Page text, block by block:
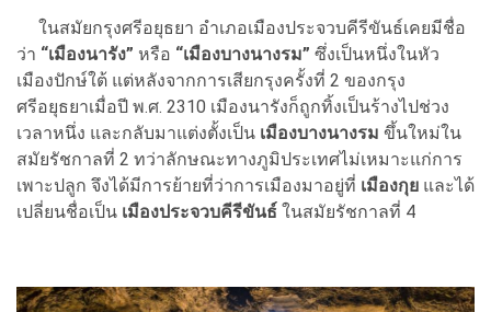
ในสมัยกรุงศรีอยุธยา อำเภอเมืองประจวบคีรีขันธ์เคยมีชื่อ
ว่า “เมืองนารัง” หรือ “เมืองบางนางรม” ซึ่งเป็นหนึ่งในหัว
เมืองปักษ์ใต้ แต่หลังจากการเสียกรุงครั้งที่ 2 ของกรุง
ศรีอยุธยาเมื่อปี พ.ศ. 2310 เมืองนารังก็ถูกทิ้งเป็นร้างไปช่วง
เวลาหนึ่ง และกลับมาแต่งตั้งเป็น เมืองบางนางรม ขึ้นใหม่ใน
สมัยรัชกาลที่ 2 ทว่าลักษณะทางภูมิประเทศไม่เหมาะแก่การ
เพาะปลูก จึงได้มีการย้ายที่ว่าการเมืองมาอยู่ที่ เมืองกุย และได้
เปลี่ยนชื่อเป็น เมืองประจวบคีรีขันธ์ ในสมัยรัชกาลที่ 4